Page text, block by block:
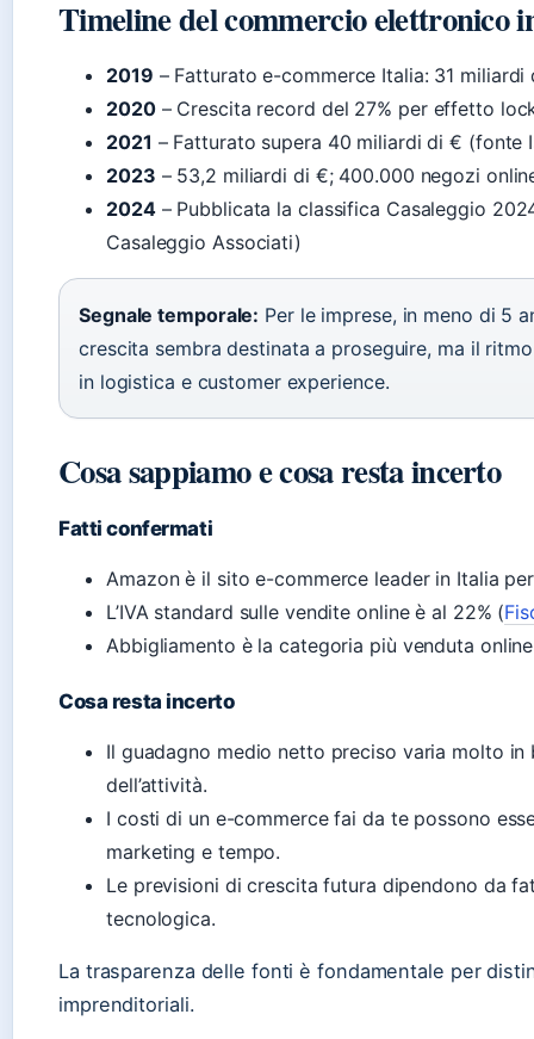
Timeline del commercio elettronico
2019 – Fatturato e-commerce Italia: 31
2020– Crescita record del 27% per effetto
2021 – Fatturato supera 40 miliardi di € (fonte
2023 – 53,2 miliardi di €; 400.000 negozi
2024– Pubblicata la classifica Casaleggio
Casaleggio Associati)
Segnale temporale: Per le imprese, in meno di 5
crescita sembra destinata a proseguire, ma il
in logistica e customer experience.
Cosa sappiamo e cosa resta incerto
Fatti confermati
Amazon è il sito e-commerce leader in Italia
L’IVA standard sulle vendite online è al 22% (
Abbigliamento è la categoria più venduta
Cosa resta incerto
Il guadagno medio netto preciso varia molto in
dell’attività.
I costi di un e-commerce fai da te possono
marketing e tempo.
Le previsioni di crescita futura dipendono da
tecnologica.
La trasparenza delle fonti è fondamentale per
imprenditoriali.